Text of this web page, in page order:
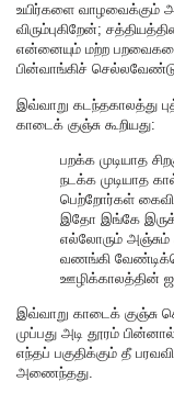
உயிர்களை வாழவைக்கும்
விரும்புகிறேன்;
என்னையும் மற்ற
பின்வாங்கிச்
இவ்வாறு கடந்தகாலத்து
காடைக் குஞ்சு கூறியது:
பறக்க முடியாத
நடக்க முடியாத
பெற்றோர்கள்
இதோ இங்கே
எல்லோரும்
வணங்கி
ஊழிக்காலத்தின்
இவ்வாறு காடைக்
முப்பது அடி தூரம்
எந்தப் பகுதிக்கும் தீ
அணைந்தது.